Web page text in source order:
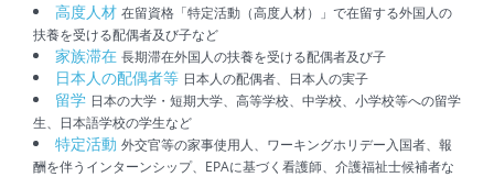
高度人材 在留資格「特定活動（高度人材）」で在留する外国人の
扶養を受ける配偶者及び子など
家族滞在 長期滞在外国人の扶養を受ける配偶者及び子
日本人の配偶者等 日本人の配偶者、日本人の実子
留学 日本の大学・短期大学、高等学校、中学校、小学校等への留学
生、日本語学校の学生など
特定活動 外交官等の家事使用人、ワーキングホリデー入国者、報
酬を伴うインターンシップ、EPAに基づく看護師、介護福祉士候補者な